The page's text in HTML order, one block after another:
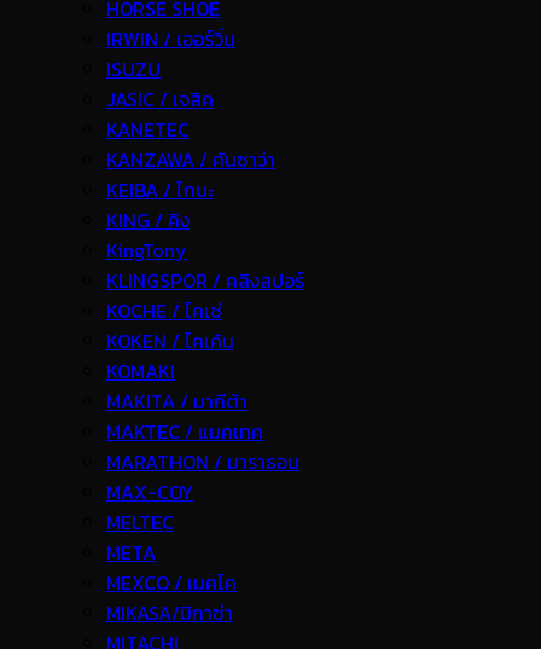
HORSE SHOE
IRWIN / เออร์วิ่น
ISUZU
JASIC / เจสิค
KANETEC
KANZAWA / คันซาว่า
KEIBA / ไกบะ
KING / คิง
KingTony
KLINGSPOR / คลิงสปอร์
KOCHE / โคเช่
KOKEN / โคเค้น
KOMAKI
MAKITA / มากีต้า
MAKTEC / แมคเทค
MARATHON / มาราธอน
MAX-COY
MELTEC
META
MEXCO / เมคโค
MIKASA/มิกาซ่า
MITACHI